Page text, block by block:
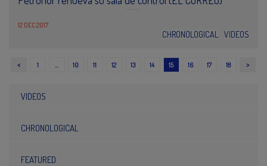
12 DEC 2017
CHRONOLOGICAL VIDEOS
< 1 10 11 12 13 14 15 16 17 18 >
VIDEOS
CHRONOLOGICAL
FEATURED